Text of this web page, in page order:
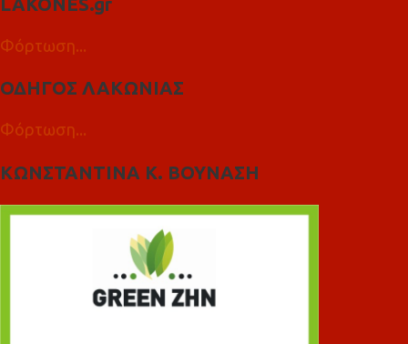
Φόρτωση...
ΟΔΗΓΟΣ ΛΑΚΩΝΙΑΣ
Φόρτωση...
ΚΩΝΣΤΑΝΤΙΝΑ Κ. ΒΟΥΝΑΣΗ